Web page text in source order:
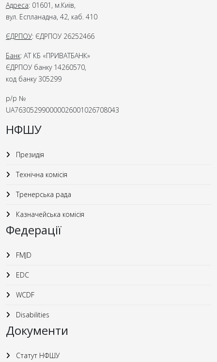
Адреса: 01601, м.Київ,
вул. Еспланадна, 42, каб. 410
ЄДРПОУ: ЄДРПОУ 26252466
Банк: АТ КБ «ПРИВАТБАНК»
ЄДРПОУ банку 14260570,
код банку 305299
р/р №
UA763052990000026001026708043
НФШУ
Президія
Технічна комісія
Тренерська рада
Казначейська комісія
Федерації
FMJD
EDC
WCDF
Disabilities
Документи
Статут НФШУ